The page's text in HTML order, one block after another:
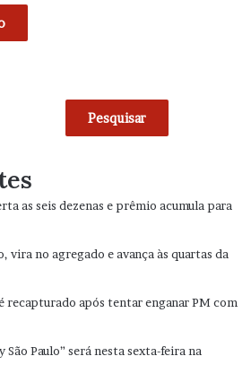
Pesquisar
as seis dezenas e prêmio acumula para
no agregado e avança às quartas da
após tentar enganar PM com
Paulo” será nesta sexta-feira na